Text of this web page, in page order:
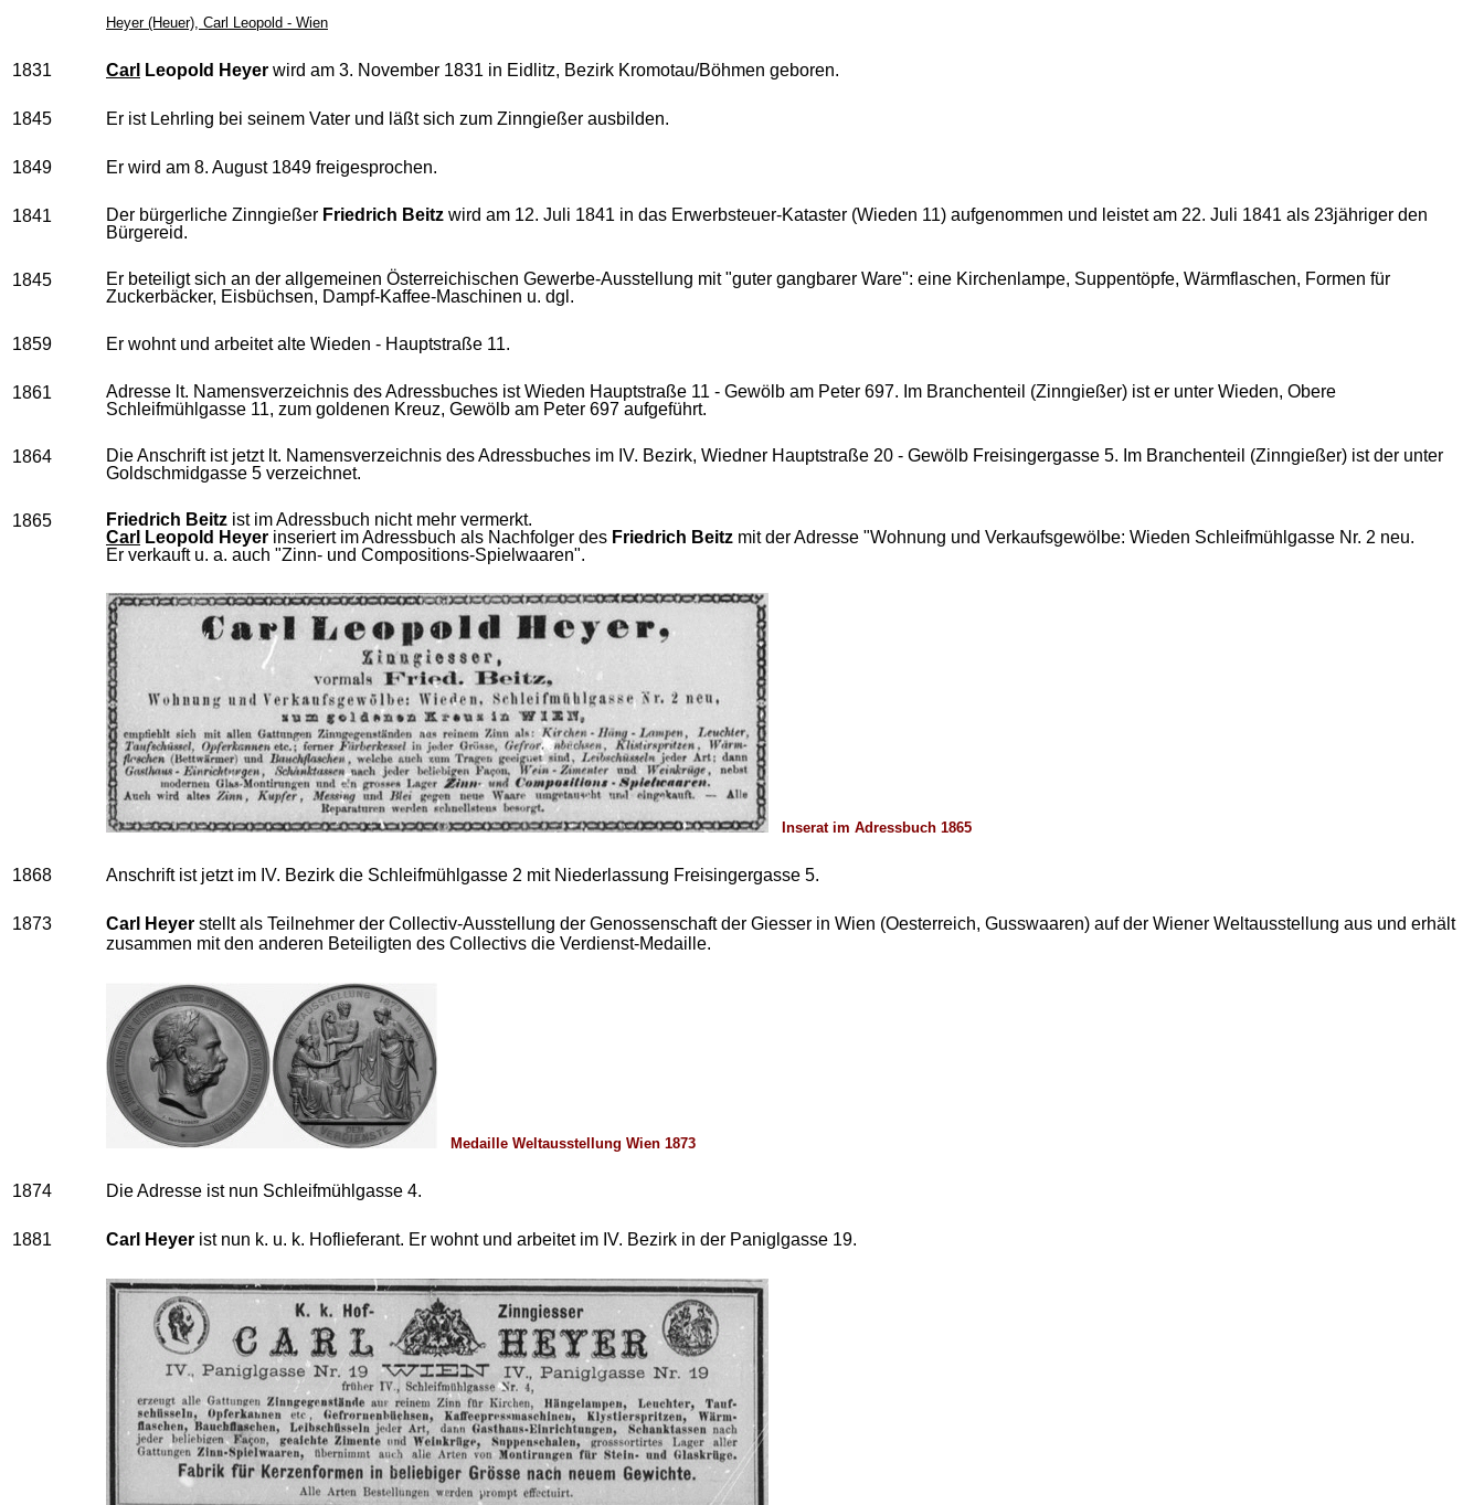
Heyer (Heuer), Carl Leopold - Wien
1831 Carl Leopold Heyer wird am 3. November 1831 in Eidlitz, Bezirk Kromotau/Böhmen geboren.
1845 Er ist Lehrling bei seinem Vater und läßt sich zum Zinngießer ausbilden.
1849 Er wird am 8. August 1849 freigesprochen.
1841 Der bürgerliche Zinngießer Friedrich Beitz wird am 12. Juli 1841 in das Erwerbsteuer-Kataster (Wieden 11) aufgenommen und leistet am 22. Juli 1841 als 23jähriger den
Bürgereid.
1845
Er beteiligt sich an der allgemeinen Österreichischen Gewerbe-Ausstellung mit "guter gangbarer Ware": eine Kirchenlampe, Suppentöpfe, Wärmflaschen, Formen für
Zuckerbäcker, Eisbüchsen, Dampf-Kaffee-Maschinen u. dgl.
1859 Er wohnt und arbeitet alte Wieden - Hauptstraße 11.
1861
Adresse lt. Namensverzeichnis des Adressbuches ist Wieden Hauptstraße 11 - Gewölb am Peter 697. Im Branchenteil (Zinngießer) ist er unter Wieden, Obere
Schleifmühlgasse 11, zum goldenen Kreuz, Gewölb am Peter 697 aufgeführt.
1864
Die Anschrift ist jetzt lt. Namensverzeichnis des Adressbuches im IV. Bezirk, Wiedner Hauptstraße 20 - Gewölb Freisingergasse 5. Im Branchenteil (Zinngießer) ist der unter
Goldschmidgasse 5 verzeichnet.
1865 Friedrich Beitz ist im Adressbuch nicht mehr vermerkt.
Carl
Leopold Heyer inseriert im Adressbuch als Nachfolger des Friedrich Beitz mit der Adresse "Wohnung und Verkaufsgewölbe: Wieden Schleifmühlgasse Nr. 2 neu.
Er verkauft u. a. auch "Zinn- und Compositions-Spielwaaren".
Inserat im Adressbuch 1865
1868 Anschrift ist jetzt im IV. Bezirk die Schleifmühlgasse 2 mit Niederlassung Freisingergasse 5.
1873 Carl Heyer stellt als Teilnehmer der Collectiv-Ausstellung der Genossenschaft der Giesser in Wien (Oesterreich, Gusswaaren) auf der Wiener Weltausstellung aus und erhält
zusammen mit den anderen Beteiligten des Collectivs die Verdienst-Medaille.
Medaille Weltausstellung Wien 1873
1874 Die Adresse ist nun Schleifmühlgasse 4.
1881 Carl Heyer ist nun k. u. k. Hoflieferant. Er wohnt und arbeitet im IV. Bezirk in der Paniglgasse 19.